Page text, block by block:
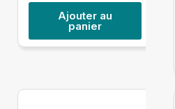
Ajouter au
panier